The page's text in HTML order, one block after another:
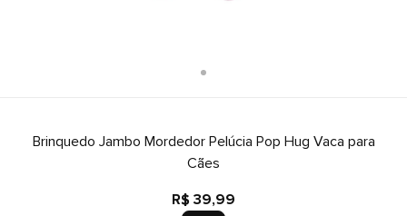
Brinquedo Jambo Mordedor Pelúcia Pop Hug Vaca para
Cães
R$ 39,99